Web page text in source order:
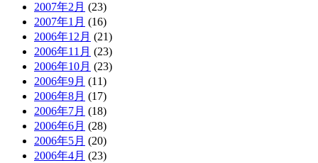
2007年2月 (23)
2007年1月 (16)
2006年12月 (21)
2006年11月 (23)
2006年10月 (23)
2006年9月 (11)
2006年8月 (17)
2006年7月 (18)
2006年6月 (28)
2006年5月 (20)
2006年4月 (23)